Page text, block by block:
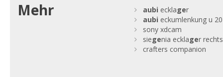
Mehr aubi ecklager
aubi eckumlenkung u
sony xdcam
siegenia ecklager rechts
crafters companion